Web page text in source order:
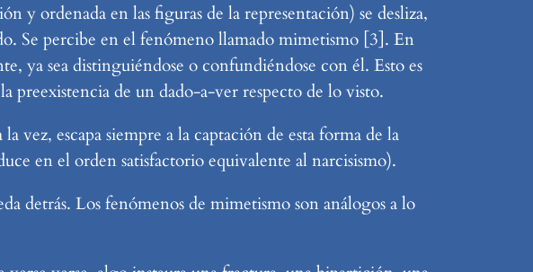
y ordenada en las figuras de la representación) se desliza,
Se percibe en el fenómeno llamado mimetismo [3]. En
ya sea distinguiéndose o confundiéndose con él. Esto es
preexistencia de un dado-a-ver respecto de lo visto.
vez, escapa siempre a la captación de esta forma de la
en el orden satisfactorio equivalente al narcisismo).
detrás. Los fenómenos de mimetismo son análogos a lo